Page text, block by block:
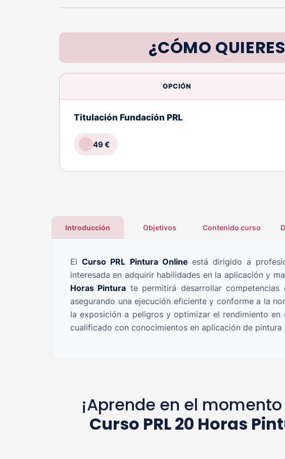
¿CÓMO
OPCIÓN
Titulación Fundación PRL
49 €
Introducción Objetivos Contenido curso
ElCurso PRL Pintura Online está dirigido a
interesada en adquirir habilidades en la aplicación y
Horas Pintura te permitirá desarrollar
asegurando una ejecución eficiente y conforme a la
la exposición a peligros y optimizar el rendimiento en
cualificado con conocimientos en aplicación de
¡Aprende en el
Curso PRL 20 Horas